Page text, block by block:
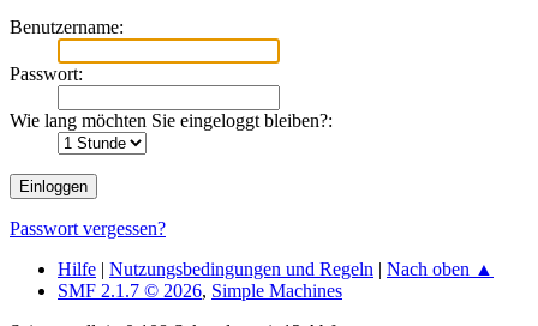
Benutzername:
Passwort:
Wie lang möchten Sie eingeloggt bleiben?:
Passwort vergessen?
Hilfe | Nutzungsbedingungen und Regeln | Nach oben ▲
SMF 2.1.7 © 2026, Simple Machines